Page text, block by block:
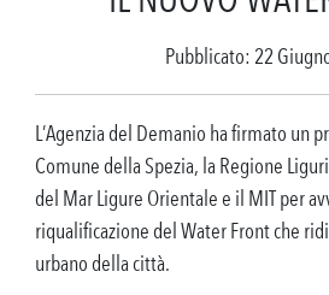
Pubblicato: 22
L’Agenzia del Demanio ha firmato un
Comune della Spezia, la Regione
del Mar Ligure Orientale e il MIT per
riqualificazione del Water Front che
urbano della città.